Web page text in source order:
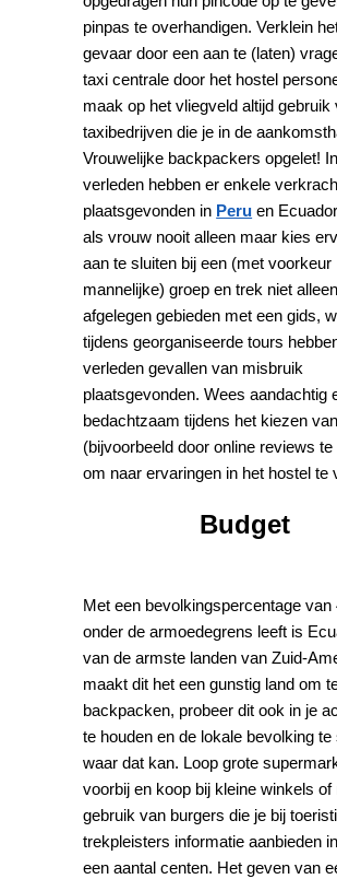
pinpas te overhandigen. Verklein
gevaar door een aan te (laten)
taxi centrale door het hostel
maak op het vliegveld altijd gebruik
taxibedrijven die je in de
Vrouwelijke backpackers opgelet!
verleden hebben er enkele
plaatsgevonden in Peru en
als vrouw nooit alleen maar kies
aan te sluiten bij een (met voorkeur
mannelijke) groep en trek niet
afgelegen gebieden met een gids,
tijdens georganiseerde tours
verleden gevallen van misbruik
plaatsgevonden. Wees aandachtig
bedachtzaam tijdens het kiezen
(bijvoorbeeld door online reviews
om naar ervaringen in het hostel te
Budget
Met een bevolkingspercentage van
onder de armoedegrens leeft is
van de armste landen van Zuid-
maakt dit het een gunstig land om
backpacken, probeer dit ook in je
te houden en de lokale bevolking te
waar dat kan. Loop grote
voorbij en koop bij kleine winkels of
gebruik van burgers die je bij
trekpleisters informatie aanbieden
een aantal centen. Het geven van